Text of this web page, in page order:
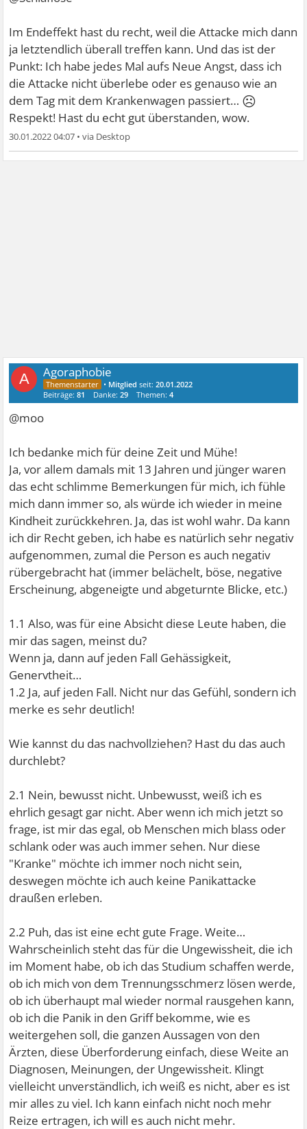
Im Endeffekt hast du recht, weil die Attacke mich dann
ja letztendlich überall treffen kann. Und das ist der
Punkt: Ich habe jedes Mal aufs Neue Angst, dass ich
die Attacke nicht überlebe oder es genauso wie an
dem Tag mit dem Krankenwagen passiert… ☹
Respekt! Hast du echt gut überstanden, wow.
30.01.2022 04:07 •
A Agoraphobie
• Mitglied seit:20.01.2022
Beiträge:81 Danke:29 Themen:4
@moo
Ich bedanke mich für deine Zeit und Mühe!
Ja, vor allem damals mit 13 Jahren und jünger waren
das echt schlimme Bemerkungen für mich, ich fühle
mich dann immer so, als würde ich wieder in meine
Kindheit zurückkehren. Ja, das ist wohl wahr. Da kann
ich dir Recht geben, ich habe es natürlich sehr negativ
aufgenommen, zumal die Person es auch negativ
rübergebracht hat (immer belächelt, böse, negative
Erscheinung, abgeneigte und abgeturnte Blicke, etc.)
1.1 Also, was für eine Absicht diese Leute haben, die
mir das sagen, meinst du?
Wenn ja, dann auf jeden Fall Gehässigkeit,
Genervtheit…
1.2 Ja, auf jeden Fall. Nicht nur das Gefühl, sondern ich
merke es sehr deutlich!
Wie kannst du das nachvollziehen? Hast du das auch
durchlebt?
2.1 Nein, bewusst nicht. Unbewusst, weiß ich es
ehrlich gesagt gar nicht. Aber wenn ich mich jetzt so
frage, ist mir das egal, ob Menschen mich blass oder
schlank oder was auch immer sehen. Nur diese
"Kranke" möchte ich immer noch nicht sein,
deswegen möchte ich auch keine Panikattacke
draußen erleben.
2.2 Puh, das ist eine echt gute Frage. Weite…
Wahrscheinlich steht das für die Ungewissheit, die ich
im Moment habe, ob ich das Studium schaffen werde,
ob ich mich von dem Trennungsschmerz lösen werde,
ob ich überhaupt mal wieder normal rausgehen kann,
ob ich die Panik in den Griff bekomme, wie es
weitergehen soll, die ganzen Aussagen von den
Ärzten, diese Überforderung einfach, diese Weite an
Diagnosen, Meinungen, der Ungewissheit. Klingt
vielleicht unverständlich, ich weiß es nicht, aber es ist
mir alles zu viel. Ich kann einfach nicht noch mehr
Reize ertragen, ich will es auch nicht mehr.